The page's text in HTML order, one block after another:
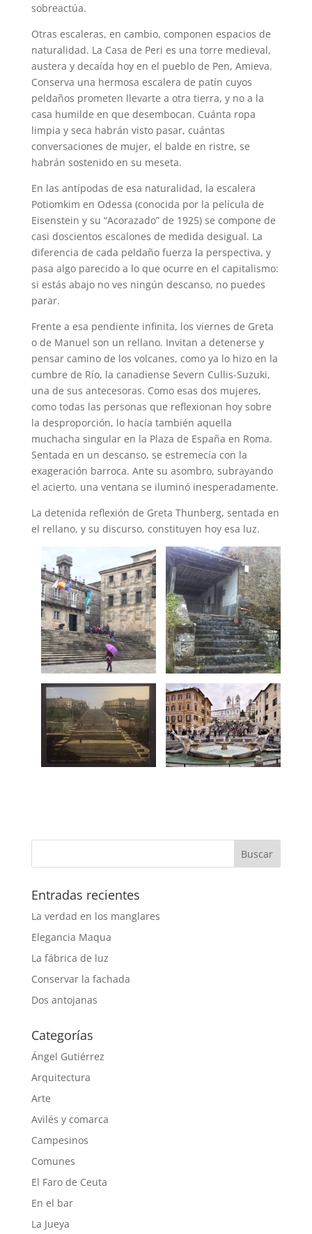
sobreactúa.
Otras escaleras, en cambio, componen espacios de
naturalidad. La Casa de Peri es una torre medieval,
austera y decaída hoy en el pueblo de Pen, Amieva.
Conserva una hermosa escalera de patín cuyos
peldaños prometen llevarte a otra tierra, y no a la
casa humilde en que desembocan. Cuánta ropa
limpia y seca habrán visto pasar, cuántas
conversaciones de mujer, el balde en ristre, se
habrán sostenido en su meseta.
En las antípodas de esa naturalidad, la escalera
Potiomkim en Odessa (conocida por la película de
Eisenstein y su “Acorazado” de 1925) se compone de
casi doscientos escalones de medida desigual. La
diferencia de cada peldaño fuerza la perspectiva, y
pasa algo parecido a lo que ocurre en el capitalismo:
si estás abajo no ves ningún descanso, no puedes
parar.
Frente a esa pendiente infinita, los viernes de Greta
o de Manuel son un rellano. Invitan a detenerse y
pensar camino de los volcanes, como ya lo hizo en la
cumbre de Río, la canadiense Severn Cullis-Suzuki,
una de sus antecesoras. Como esas dos mujeres,
como todas las personas que reflexionan hoy sobre
la desproporción, lo hacía también aquella
muchacha singular en la Plaza de España en Roma.
Sentada en un descanso, se estremecía con la
exageración barroca. Ante su asombro, subrayando
el acierto, una ventana se iluminó inesperadamente.
La detenida reflexión de Greta Thunberg, sentada en
el rellano, y su discurso, constituyen hoy esa luz.
Entradas recientes
La verdad en los manglares
Elegancia Maqua
La fábrica de luz
Conservar la fachada
Dos antojanas
Categorías
Ángel Gutiérrez
Arquitectura
Arte
Avilés y comarca
Campesinos
Comunes
El Faro de Ceuta
En el bar
La Jueya